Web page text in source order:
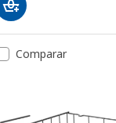
Comparar